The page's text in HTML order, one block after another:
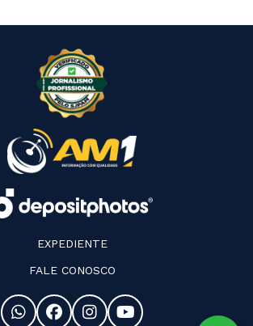
EXPEDIENTE
FALE CONOSCO